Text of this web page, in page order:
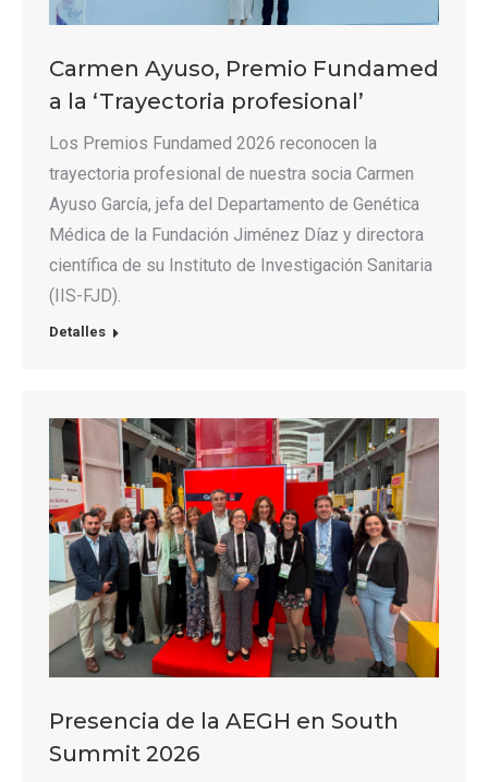
Carmen Ayuso, Premio Fundamed
a la ‘Trayectoria profesional’
Los Premios Fundamed 2026 reconocen la
trayectoria profesional de nuestra socia Carmen
Ayuso García, jefa del Departamento de Genética
Médica de la Fundación Jiménez Díaz y directora
científica de su Instituto de Investigación Sanitaria
(IIS-FJD).
Detalles
Presencia de la AEGH en South
Summit 2026